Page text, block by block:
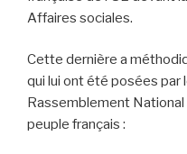
Affaires sociales.
Cette dernière a
qui lui ont été posées par
Rassemblement National
peuple français :